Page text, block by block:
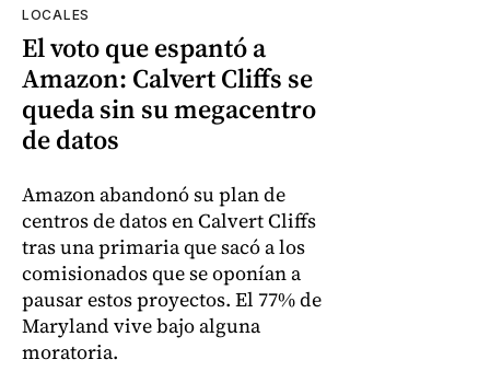
LOCALES
El voto que espantó a
Amazon: Calvert Cliffs se
queda sin su megacentro
de datos
Amazon abandonó su plan de
centros de datos en Calvert Cliffs
tras una primaria que sacó a los
comisionados que se oponían a
pausar estos proyectos. El 77% de
Maryland vive bajo alguna
moratoria.